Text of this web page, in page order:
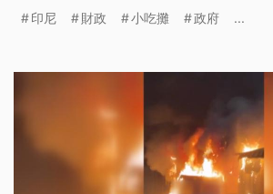
印尼 財政 小吃攤 政府 ...